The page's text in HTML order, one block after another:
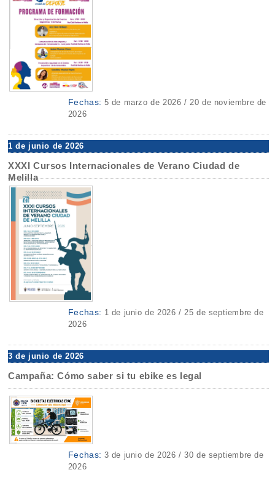
Fechas: 5 de marzo de 2026 / 20 de noviembre de
2026
1 de junio de 2026
XXXI Cursos Internacionales de Verano Ciudad de
Melilla
Fechas: 1 de junio de 2026 / 25 de septiembre de
2026
3 de junio de 2026
Campaña: Cómo saber si tu ebike es legal
Fechas: 3 de junio de 2026 / 30 de septiembre de
2026